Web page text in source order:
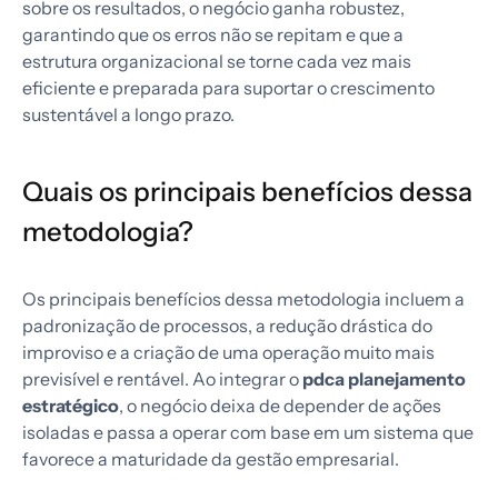
sobre os resultados, o negócio ganha robustez,
garantindo que os erros não se repitam e que a
estrutura organizacional se torne cada vez mais
eficiente e preparada para suportar o crescimento
sustentável a longo prazo.
Quais os principais benefícios dessa
metodologia?
Os principais benefícios dessa metodologia incluem a
padronização de processos, a redução drástica do
improviso e a criação de uma operação muito mais
previsível e rentável. Ao integrar o pdca planejamento
estratégico, o negócio deixa de depender de ações
isoladas e passa a operar com base em um sistema que
favorece a maturidade da gestão empresarial.